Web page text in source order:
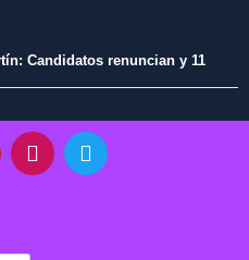
Candidatos renuncian y 11
para continuar en el cargo